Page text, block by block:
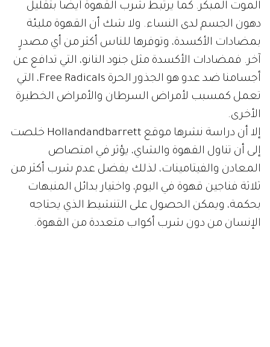
الموت المبكر. كما يرتبط شرب القهوة أيضاً بتقليل
دهون الجسم لدى النساء. ولا شك أن القهوة مليئة
بمضادات الأكسدة، وتوفرها للناس أكثر من أي مصدرٍ
آخر. فمضادات الأكسدة مثل جنود النانو، التي تدافع عن
أجسامنا ضد عدو هو الجذور الحرة Free Radicals، التي
تعمل كمسبب لأمراض السرطان والأمراض الخطيرة
الأخرى.
إلا أن دراسة نشرها موقع Hollandandbarrett خلصت
إلى أن تناول القهوة والشاي، يؤثر في امتصاص
المعادن والفيتامينات، لذلك يفضل عدم شرب أكثر من
ثلاثة فناجين قهوة في اليوم، واختيار بدائل المنبهات
بحكمة، ويمكن الحصول على التنشيط الذي يحتاجه
الإنسان من دون شرب أكواب متعددة من القهوة.